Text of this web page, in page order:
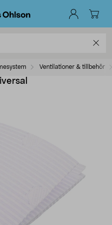
Ventilationer & tillbehör